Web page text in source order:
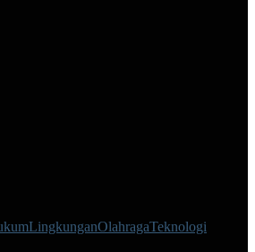
LingkunganOlahragaTeknologi